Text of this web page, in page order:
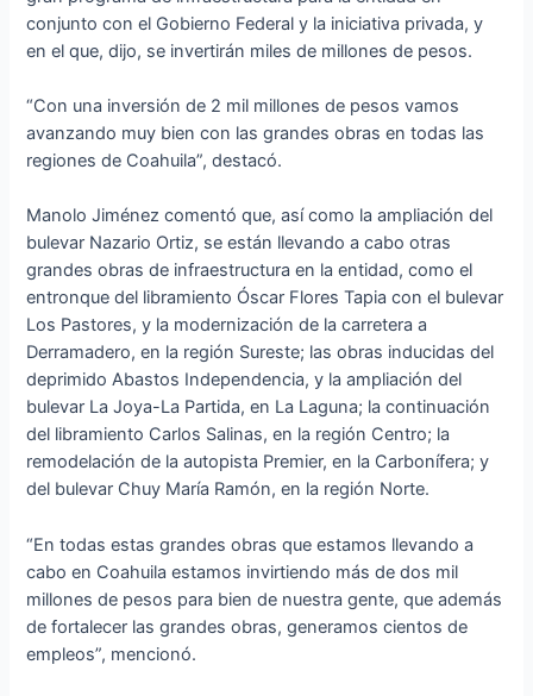
conjunto con el Gobierno Federal y la iniciativa privada, y
en el que, dijo, se invertirán miles de millones de pesos.
“Con una inversión de 2 mil millones de pesos vamos
avanzando muy bien con las grandes obras en todas las
regiones de Coahuila”, destacó.
Manolo Jiménez comentó que, así como la ampliación del
bulevar Nazario Ortiz, se están llevando a cabo otras
grandes obras de infraestructura en la entidad, como el
entronque del libramiento Óscar Flores Tapia con el bulevar
Los Pastores, y la modernización de la carretera a
Derramadero, en la región Sureste; las obras inducidas del
deprimido Abastos Independencia, y la ampliación del
bulevar La Joya-La Partida, en La Laguna; la continuación
del libramiento Carlos Salinas, en la región Centro; la
remodelación de la autopista Premier, en la Carbonífera; y
del bulevar Chuy María Ramón, en la región Norte.
“En todas estas grandes obras que estamos llevando a
cabo en Coahuila estamos invirtiendo más de dos mil
millones de pesos para bien de nuestra gente, que además
de fortalecer las grandes obras, generamos cientos de
empleos”, mencionó.